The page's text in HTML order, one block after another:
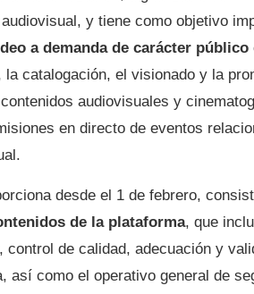
y tiene como objetivo
a demanda de carácter público
catalogación, el visionado y la
audiovisuales y
en directo de eventos
desde el 1 de febrero,
de la plataforma, que
de calidad, adecuación y
así como el operativo general de